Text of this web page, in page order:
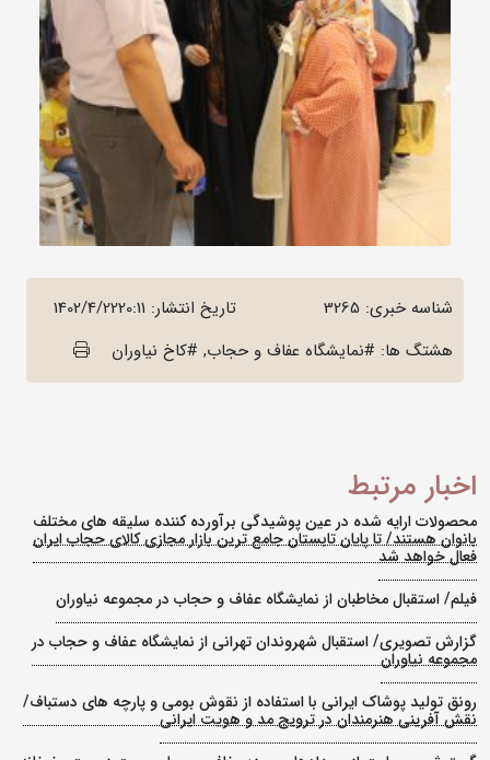
شناسه خبری: 3265 تاریخ انتشار: 1402/4/2220:11
هشتگ ها: #نمایشگاه عفاف و حجاب, #کاخ نیاوران
اخبار مرتبط
محصولات ارایه شده در عین پوشیدگی برآورده کننده سلیقه های مختلف
بانوان هستند/ تا پایان تابستان جامع ترین بازار مجازی کالای حجاب ایران
فعال خواهد شد
فیلم/ استقبال مخاطبان از نمایشگاه عفاف و حجاب در مجموعه نیاوران
گزارش تصویری/ استقبال شهروندان تهرانی از نمایشگاه عفاف و حجاب در
مجموعه نیاوران
رونق تولید پوشاک ایرانی با استفاده از نقوش بومی و پارچه های دستباف/
نقش آفرینی هنرمندان در ترویج مد و هویت ایرانی